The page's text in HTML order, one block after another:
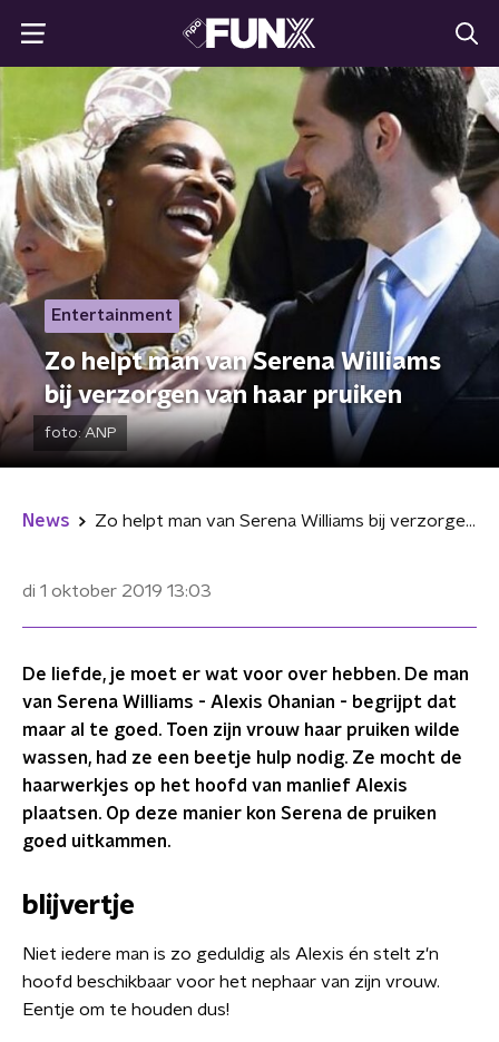
Entertainment
Zo helpt man van Serena Williams
bij verzorgen van haar pruiken
foto: ANP
News Zo helpt man van Serena Williams bij verzorgen van haar pruiken
di 1 oktober 2019 13:03
De liefde, je moet er wat voor over hebben. De man
van Serena Williams - Alexis Ohanian - begrijpt dat
maar al te goed. Toen zijn vrouw haar pruiken wilde
wassen, had ze een beetje hulp nodig. Ze mocht de
haarwerkjes op het hoofd van manlief Alexis
plaatsen. Op deze manier kon Serena de pruiken
goed uitkammen.
blijvertje
Niet iedere man is zo geduldig als Alexis én stelt z'n
hoofd beschikbaar voor het nephaar van zijn vrouw.
Eentje om te houden dus!